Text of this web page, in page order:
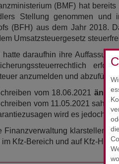
(BMF) hat
Stellung genommen und
(BFH) aus dem Jahr 2018.
Umsatzsteuergesetz
hatte daraufhin ihre
anzumelden und abzuführen
vom 18.06.2021
vom 11.05.2021 sah
wird es jedoch
Finanzverwaltung klarstellend
Kfz-Bereich und auf Kfz-